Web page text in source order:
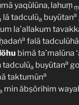
yaqūlūna, lahuṃṃ
lā tadculūa buyūtana
la’allakum
a falā
bimā ta’malūna
tadculūa buyūtana
taktumūna
min ábṣörihim